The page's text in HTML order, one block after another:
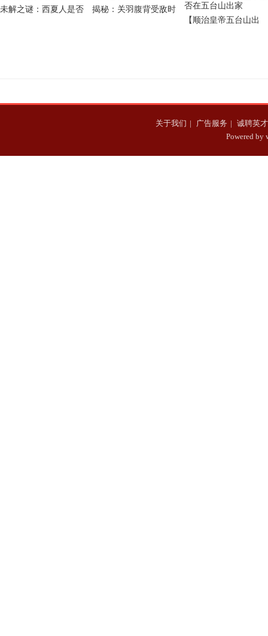
未解之谜：西夏人是否
揭秘：关羽腹背受敌时
【顺治皇帝五台山出
关于我们 | 广告服务 | 诚聘英才
Powered by